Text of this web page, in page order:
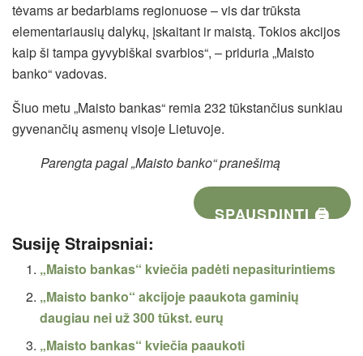
tėvams ar bedarbiams regionuose – vis dar trūksta
elementariausių dalykų, įskaitant ir maistą. Tokios akcijos
kaip ši tampa gyvybiškai svarbios“, – priduria „Maisto
banko“ vadovas.
Šiuo metu „Maisto bankas“ remia 232 tūkstančius sunkiau
gyvenančių asmenų visoje Lietuvoje.
Parengta pagal „Maisto banko“ pranešimą
SPAUSDINTI 🖨
Susiję Straipsniai:
„Maisto bankas“ kviečia padėti nepasiturintiems
„Maisto banko“ akcijoje paaukota gaminių
daugiau nei už 300 tūkst. eurų
„Maisto bankas“ kviečia paaukoti